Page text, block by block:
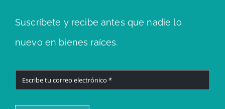
Suscríbete y recibe antes que nadie lo
nuevo en bienes raíces.